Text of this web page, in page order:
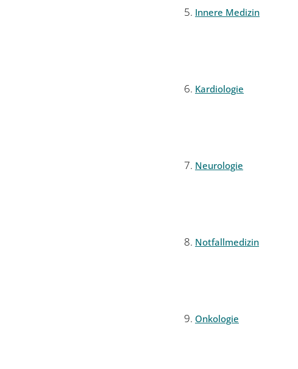
Innere Medizin
Kardiologie
Neurologie
Notfallmedizin
Onkologie